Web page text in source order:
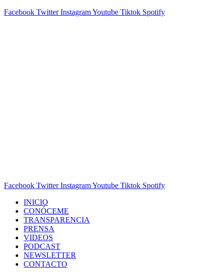
Facebook Twitter InstagramYoutube Tiktok Spotify
Facebook Twitter InstagramYoutube Tiktok Spotify
INICIO
CONÓCEME
TRANSPARENCIA
PRENSA
VIDEOS
PODCAST
NEWSLETTER
CONTACTO